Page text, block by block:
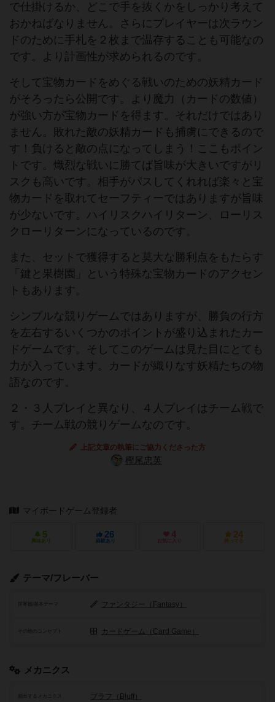
で仕掛けるか、どこで手を抜くかをしっかり考えて
おかねばなりません。さらにプレイヤーは次ラウン
ドのために手札を２枚まで温存することも可能なの
です。より計画性が求められるのです。
そして宝物カードをめぐる戦いのための妖精カード
がそろったら公開です。より魔力（カードの数値）
が強い方が宝物カードを得ます。それだけではあり
ません。敗れた敵の妖精カードも捕虜にできるので
す！負けると敵の点になってしまう！ここもポイン
トです。熾烈な戦いに勝てば旨味が大きいですがリ
スクも高いです。相手がパスしてくれれば楽々と宝
物カードを取れてセーフティーではありますが旨味
が少ないです。ハイリスクハイリターン、ローリス
クローリターンになっているのです。
また、セットで獲得すると莫大な勝利点をもたらす
「鍵と果樹園」という特殊な宝物カードのアクセン
トもあります。
シンプルな競りゲームではありますが、勝負の行方
を左右するいくつかのポイントが盛り込まれたカー
ドゲームです。そしてこのゲームは見た目にとても
力が入っています。カードが織りなす妖精たちの物
語なのです。
２・３人プレイと異なり、４人プレイはチーム戦で
す。チーム戦の競りゲームなのです。
上記文章の執筆にご協力くださった方
樫尾忠英
マイボードゲーム登録者
5
興味あり
26
経験あり
4
お気に入り
24
持ってる
テーマ/フレーバー
世界観/基本テーマ ファンタジー（Fantasy）
その他のコンセプト カードゲーム（Card Game）
メカニクス
頻出するメカニクス ブラフ（Bluff）